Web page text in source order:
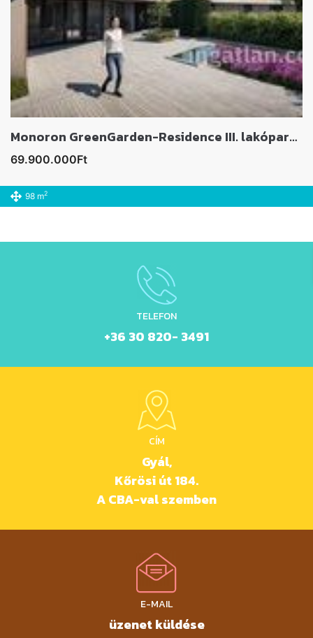
Monoron GreenGarden-Residence III. lakóparkban lakás eladó
69.900.000Ft
98 m2
TELEFON
+36 30 820- 3491
CÍM
Gyál,
Kőrösi út 184.
A CBA-val szemben
E-MAIL
üzenet küldése